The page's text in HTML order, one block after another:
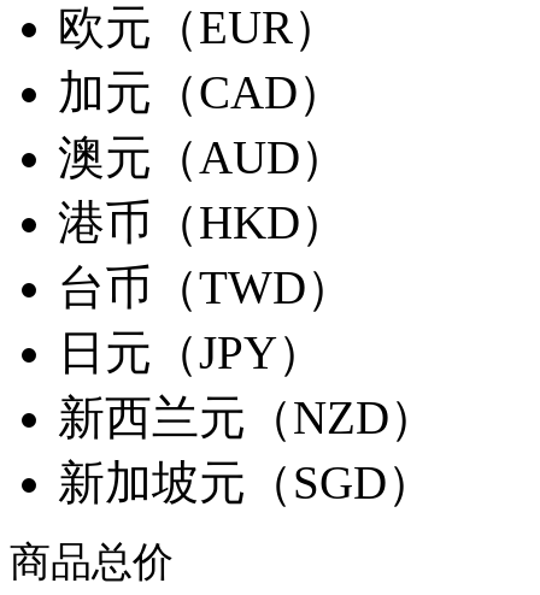
欧元（EUR）
加元（CAD）
澳元（AUD）
港币（HKD）
台币（TWD）
日元（JPY）
新西兰元（NZD）
新加坡元（SGD）
商品总价